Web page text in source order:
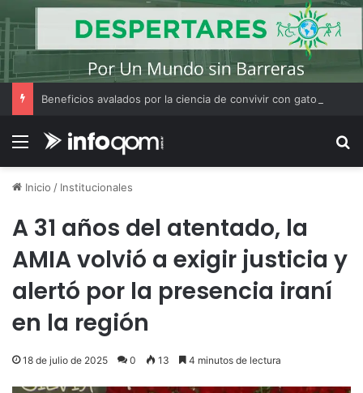
Beneficios avalados por la ciencia de convivir con gatos
Menú
Inicio / Institucionales
A 31 años del atentado, la
AMIA volvió a exigir justicia y
alertó por la presencia iraní
en la región
18 de julio de 2025 0 13 4 minutos de lectura